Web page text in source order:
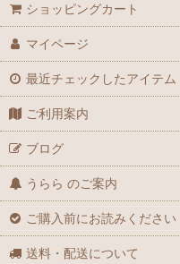
ショッピングカート
マイページ
最近チェックしたアイテム
ご利用案内
ブログ
うらら のご案内
ご購入前にお読みください
送料・配送について